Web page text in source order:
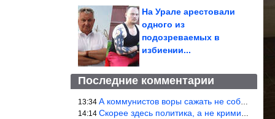
На Урале арестовали
одного из
подозреваемых в
избиении...
Последние комментарии
13:34 А коммунистов воры сажать не собираются ???
14:14 Скорее здесь политика, а не криминал. Хотя эти два понятия начин